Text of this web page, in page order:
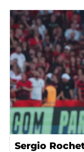
Sergio